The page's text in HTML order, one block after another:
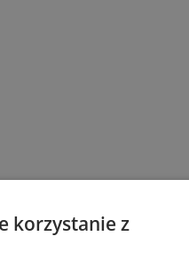
korzystanie z